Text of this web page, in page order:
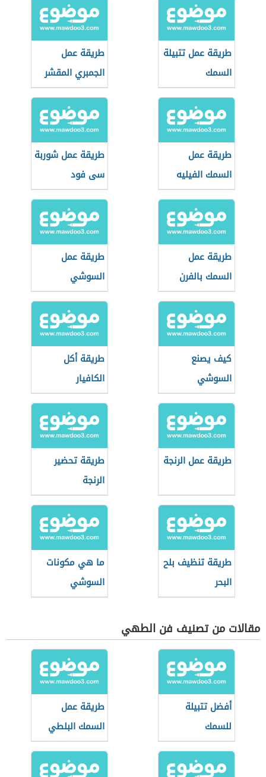
طريقة عمل تتبيلة
السمك
طريقة عمل
الجمبري المقشر
طريقة عمل
السمك الفيليه
المجمد
طريقة عمل شوربة
سى فود
طريقة عمل
السمك بالفرن
بالقصدير
طريقة عمل
السوشي
كيف يصنع
السوشي
طريقة أكل
الكافيار
طريقة عمل الرنجة
طريقة تحضير
الرنجة
طريقة تنظيف بلح
البحر
ما هي مكونات
السوشي
مقالات من تصنيف فن الطهي
أفضل تتبيلة
للسمك
طريقة عمل
السمك البلطي
المقلي